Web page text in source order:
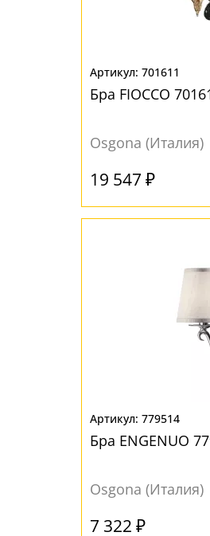
- бесплатная доставка 701611
Бра FIOCCO
Osgona (Италия)
19 547 ₽
779514
Бра ENGENUO
Osgona (Италия)
7 322 ₽